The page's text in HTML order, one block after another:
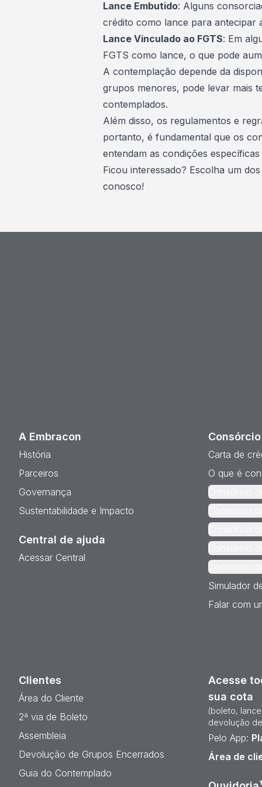
Lance Embutido: Alguns
crédito como lance para antecipar
Lance Vinculado ao FGTS: Em
FGTS como lance, o que pode
A contemplação depende da
grupos menores, pode levar mais
contemplados.
Além disso, os regulamentos e
portanto, é fundamental que os
entendam as condições
Ficou interessado? Escolha um
conosco!
A Embracon
História
Parceiros
Governança
Sustentabilidade e Impacto
Central de ajuda
Acessar Central
Consórcio
Carta de
O que é
Simulador
Falar com
Clientes
Área do Cliente
2ª via de Boleto
Assembleia
Devolução de Grupos Encerrados
Guia do Contemplado
Acesse
sua cota
(boleto,
devolução
Pelo App:
Área de